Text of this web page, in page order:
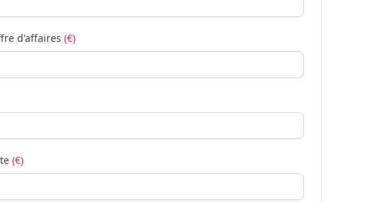
d'affaires (€)
(€)